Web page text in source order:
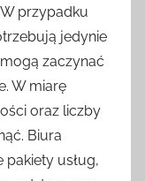
przypadku
jedynie
zaczynać
W miarę
oraz liczby
Biura
usług,